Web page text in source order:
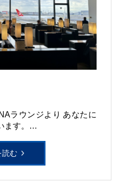
ラウンジより あなたに
ます。…
読む